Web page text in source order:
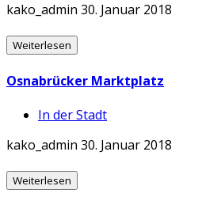
kako_admin 30. Januar 2018
Weiterlesen
Osnabrücker Marktplatz
In der Stadt
kako_admin 30. Januar 2018
Weiterlesen